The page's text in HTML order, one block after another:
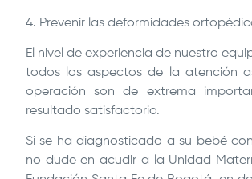
4. Prevenir las deformidades
El nivel de experiencia de nuestro
todos los aspectos de la atención
operación son de extrema
resultado satisfactorio.
Si se ha diagnosticado a su bebé
no dude en acudir a la Unidad